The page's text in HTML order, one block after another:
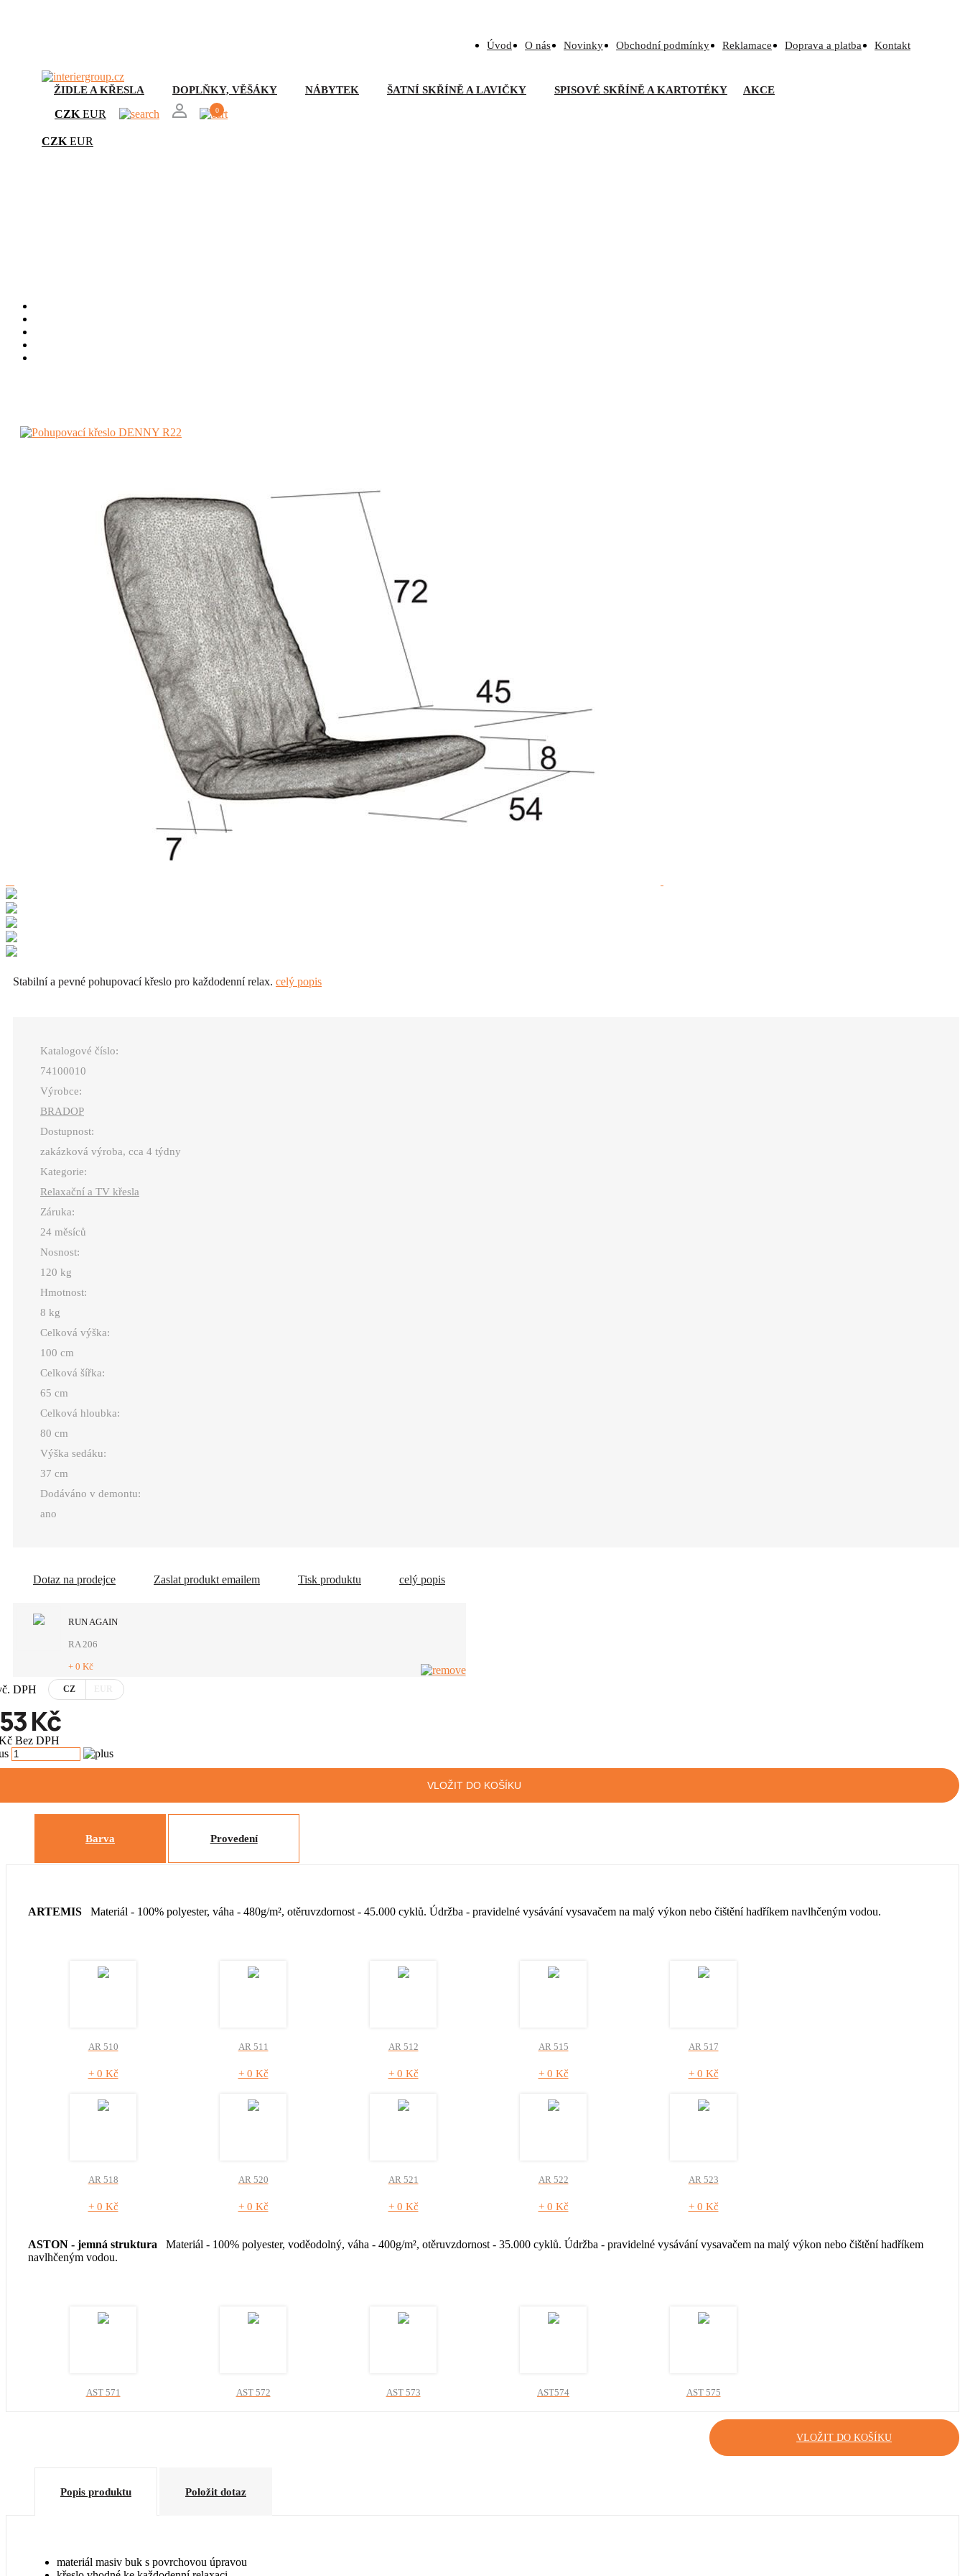
Úvod O nás Novinky Obchodní podmínky Reklamace Doprava a platba Kontakt
ŽIDLE A KŘESLA DOPLŇKY, VĚŠÁKY NÁBYTEK ŠATNÍ SKŘÍNĚ A LAVIČKY SPISOVÉ SKŘÍNĚ A KARTOTÉKY AKCE
CZK EUR 0
CZK EUR
Stabilní a pevné pohupovací křeslo pro každodenní relax. celý popis
Katalogové číslo:
74100010
Výrobce:
BRADOP
Dostupnost:
zakázková výroba, cca 4 týdny
Kategorie:
Relaxační a TV křesla
Záruka:
24 měsíců
Nosnost:
120 kg
Hmotnost:
8 kg
Celková výška:
100 cm
Celková šířka:
65 cm
Celková hloubka:
80 cm
Výška sedáku:
37 cm
Dodáváno v demontu:
ano
Dotaz na prodejce Zaslat produkt emailem Tisk produktu celý popis
RUN AGAIN
RA 206
+ 0 Kč
DPH CZ
Kč
Bez DPH
VLOŽIT DO KOŠÍKU
Barva Provedení
ARTEMIS Materiál - 100% polyester, váha - 480g/m², otěruvzdornost - 45.000 cyklů. Údržba - pravidelné vysávání vysavačem na malý výkon nebo čištění hadříkem navlhčeným vodou.
AR 510
+ 0 Kč
AR 511
+ 0 Kč
AR 512
+ 0 Kč
AR 515
+ 0 Kč
AR 517
+ 0 Kč
AR 518
+ 0 Kč
AR 520
+ 0 Kč
AR 521
+ 0 Kč
AR 522
+ 0 Kč
AR 523
+ 0 Kč
ASTON - jemná struktura
Materiál - 100% polyester, voděodolný, váha - 400g/m², otěruvzdornost - 35.000 cyklů. Údržba - pravidelné vysávání vysavačem na malý výkon nebo čištění hadříkem
navlhčeným vodou.
AST 571 AST 572 AST 573 AST574 AST 575
+ 0 Kč
VLOŽIT DO KOŠÍKU
Popis produktu Položit dotaz
materiál masiv buk s povrchovou úpravou